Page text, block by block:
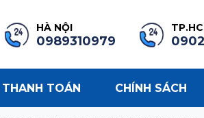
HÀ NỘI
0989310979
THANH TOÁN CHÍNH SÁCH